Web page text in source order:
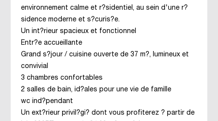
environnement calme et r?sidentiel, au sein d'une r?
sidence moderne et s?curis?e.
Un int?rieur spacieux et fonctionnel
Entr?e accueillante
Grand s?jour / cuisine ouverte de 37 m?, lumineux et
convivial
3 chambres confortables
2 salles de bain, id?ales pour une vie de famille
wc ind?pendant
Un ext?rieur privil?gi? dont vous profiterez ? partir de